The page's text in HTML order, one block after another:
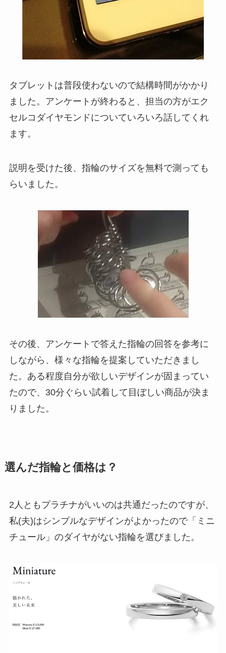
タブレットは普段使わないので結構時間がかかり
ました。アンケートが終わると、担当の方がエク
セルコダイヤモンドについていろいろ話してくれ
ます。
説明を受けた後、指輪のサイズを無料で測っても
らいました。
その後、アンケートで答えた指輪の回答を参考に
しながら、様々な指輪を提案していただきまし
た。ある程度自分が欲しいデザインが固まってい
たので、30分ぐらい試着して目ぼしい商品が決ま
りました。
選んだ指輪と価格は？
2人ともプラチナがいいのは共通だったのですが、
私(夫)はシンプルなデザインがよかったので「ミニ
チュール」のダイヤがない指輪を選びました。